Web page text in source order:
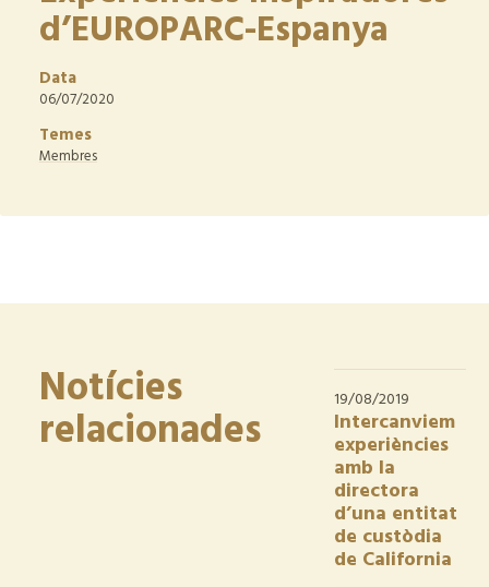
d’EUROPARC-Espanya
Data
06/07/2020
Temes
Membres
Notícies
relacionades
19/08/2019
Intercanviem
experiències
amb la
directora
d’una entitat
de custòdia
de California